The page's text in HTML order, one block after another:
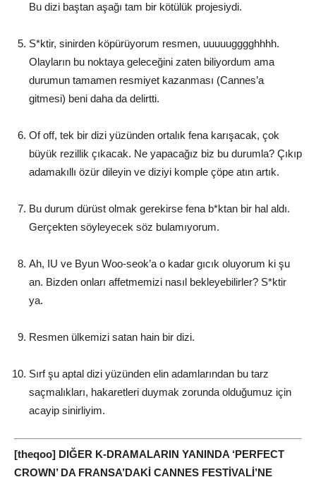
Bu dizi baştan aşağı tam bir kötülük projesiydi.
S*ktir, sinirden köpürüyorum resmen, uuuuugggghhhh.
Olayların bu noktaya geleceğini zaten biliyordum ama
durumun tamamen resmiyet kazanması (Cannes’a
gitmesi) beni daha da delirtti.
Of off, tek bir dizi yüzünden ortalık fena karışacak, çok
büyük rezillik çıkacak. Ne yapacağız biz bu durumla? Çıkıp
adamakıllı özür dileyin ve diziyi komple çöpe atın artık.
Bu durum dürüst olmak gerekirse fena b*ktan bir hal aldı.
Gerçekten söyleyecek söz bulamıyorum.
Ah, IU ve Byun Woo-seok’a o kadar gıcık oluyorum ki şu
an. Bizden onları affetmemizi nasıl bekleyebilirler? S*ktir
ya.
Resmen ülkemizi satan hain bir dizi.
Sırf şu aptal dizi yüzünden elin adamlarından bu tarz
saçmalıkları, hakaretleri duymak zorunda olduğumuz için
acayip sinirliyim.
[theqoo] DIĞER K-DRAMALARIN YANINDA ‘PERFECT
CROWN’ DA FRANSA’DAKİ CANNES FESTİVALİ’NE